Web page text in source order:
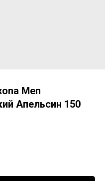
Men
Апельсин 150